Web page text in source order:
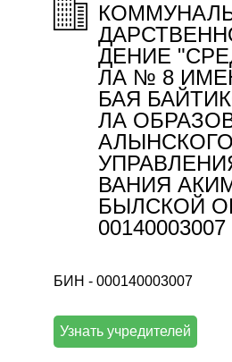
ДЕНИЕ
ЛА № 8
БАЯ
ЛА
ВАНИЯ
БЫЛСКОЙ
00140003007
БИН - 000140003007
Узнать учредителей